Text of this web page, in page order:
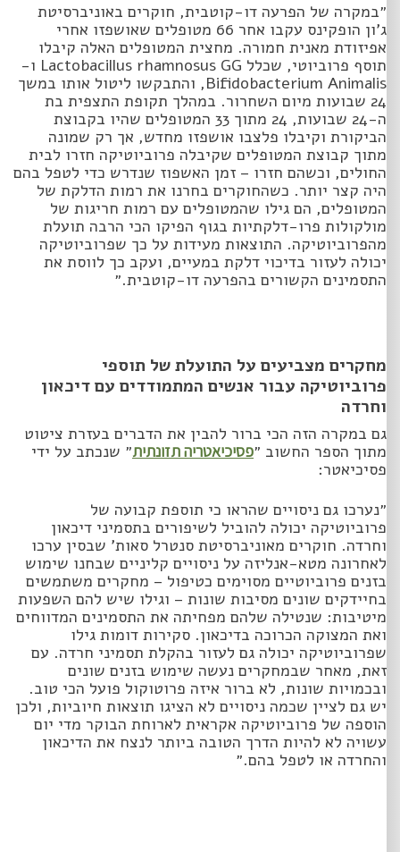
״במקרה של הפרעה דו-קוטבית, חוקרים באוניברסיטת
ג’ון הופקינס עקבו אחר 66 מטופלים שאושפזו אחרי
אפיזודת מאנית חמורה. מחצית המטופלים האלה קיבלו
תוסף פרוביוטי, שכלל Lactobacillus rhamnosus GG ו-
Bifidobacterium Animalis, והתבקשו ליטול אותו במשך
24 שבועות מיום השחרור. במהלך תקופת התצפית בת
ה-24 שבועות, 24 מתוך 33 המטופלים שהיו בקבוצת
הביקורת וקיבלו פלצבו אושפזו מחדש, אך רק שמונה
מתוך קבוצת המטופלים שקיבלה פרוביוטיקה חזרו לבית
החולים, וכשהם חזרו – זמן האשפוז שנדרש כדי לטפל בהם
היה קצר יותר. כשהחוקרים בחרנו את רמות הדלקת של
המטופלים, הם גילו שהמטופלים עם רמות חריגות של
מולקולות פרו-דלקתיות בגוף הפיקו הכי הרבה תועלת
מהפרוביוטיקה. התוצאות מעידות על כך שפרוביוטיקה
יכולה לעזור בדיכוי דלקת במעיים, ועקב כך לווסת את
התסמינים הקשורים בהפרעה דו-קוטבית.״
מחקרים מצביעים על התועלת של תוספי
פרוביוטיקה עבור אנשים המתמודדים עם דיכאון
וחרדה
גם במקרה הזה הכי ברור להבין את הדברים בעזרת ציטוט
מתוך הספר החשוב ״פסיכיאטריה תזונתית״ שנכתב על ידי
פסיכיאטר:
״נערכו גם ניסויים שהראו כי תוספת קבועה של
פרוביוטיקה יכולה להוביל לשיפורים בתסמיני דיכאון
וחרדה. חוקרים מאוניברסיטת סנטרל סאות’ שבסין ערכו
לאחרונה מטא-אנליזה על ניסויים קליניים שבחנו שימוש
בזנים פרוביוטיים מסוימים כטיפול – מחקרים משתמשים
בחיידקים שונים מסיבות שונות – וגילו שיש להם השפעות
מיטיבות: שנטילה שלהם מפחיתה את התסמינים המדווחים
ואת המצוקה הכרוכה בדיכאון. סקירות דומות גילו
שפרוביוטיקה יכולה גם לעזור בהקלת תסמיני חרדה. עם
זאת, מאחר שבמחקרים נעשה שימוש בזנים שונים
ובכמויות שונות, לא ברור איזה פרוטוקול פועל הכי טוב.
יש גם לציין שכמה ניסויים לא הציגו תוצאות חיוביות, ולכן
הוספה של פרוביוטיקה אקראית לארוחת הבוקר מדי יום
עשויה לא להיות הדרך הטובה ביותר לנצח את הדיכאון
והחרדה או לטפל בהם.״